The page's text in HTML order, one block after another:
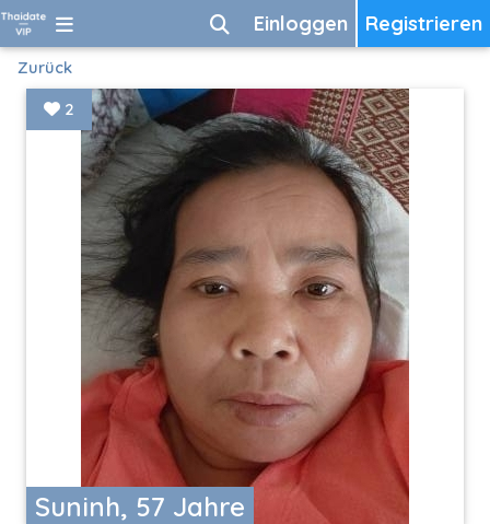
Registrieren
Einloggen
Zurück
Suninh, 57 Jahre
2